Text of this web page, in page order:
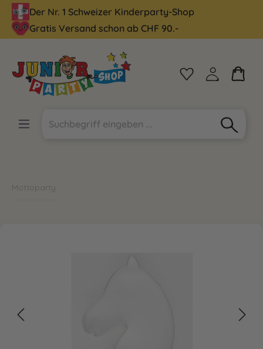
springen
Der Nr. 1 Schweizer Kinderparty-Shop
Gratis Versand schon ab CHF 90.-
Mottoparty